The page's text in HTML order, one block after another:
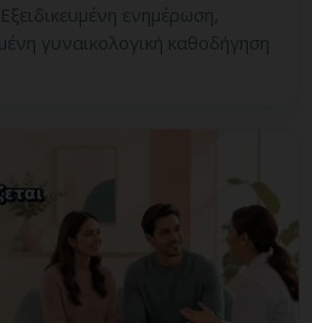
ενημέρωση,
γυναικολογική καθοδήγηση